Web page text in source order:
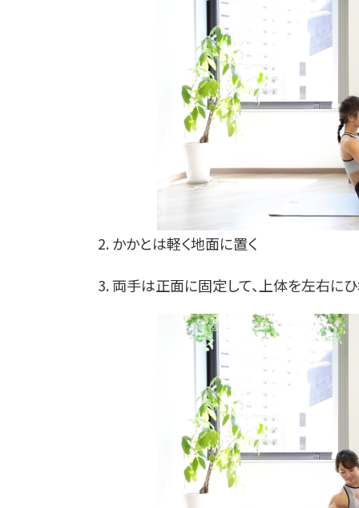
2. かかとは軽く地面に置く
3. 両手は正面に固定して、上体を左右にひ